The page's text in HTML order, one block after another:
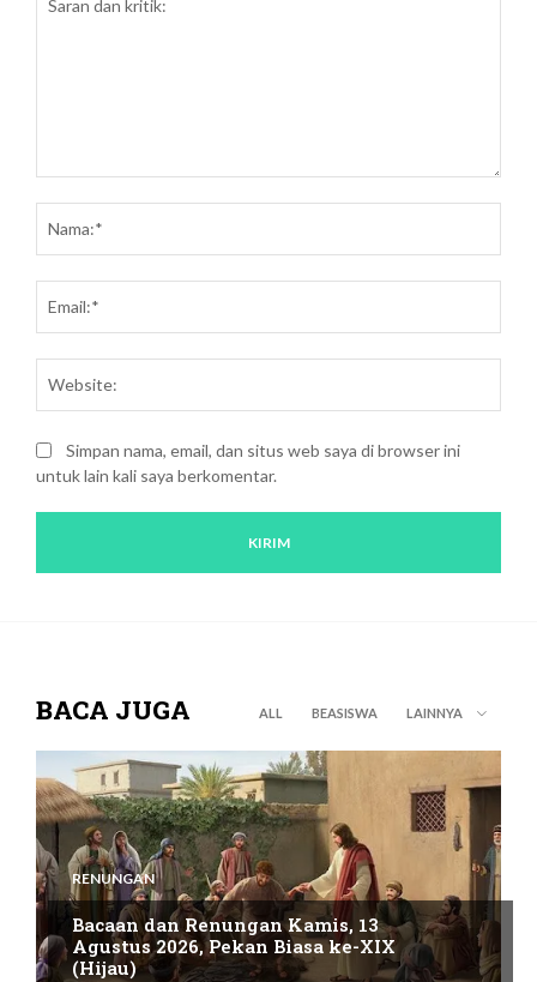
kritik:
Simpan nama, email, dan situs web saya di browser ini
untuk lain kali saya berkomentar.
BACA JUGA ALL BEASISWA LAINNYA
RENUNGAN
Bacaan dan Renungan Kamis, 13
Agustus 2026, Pekan Biasa ke-XIX
(Hijau)